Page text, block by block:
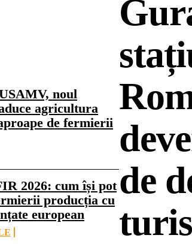
noul
agricultura
de fermierii
2026: cum își pot
producția cu
european
de